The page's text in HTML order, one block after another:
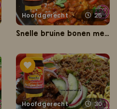
Hoofdgerecht 25
Snelle bruine bonen met kippenbouten
Hoofdgerecht 30